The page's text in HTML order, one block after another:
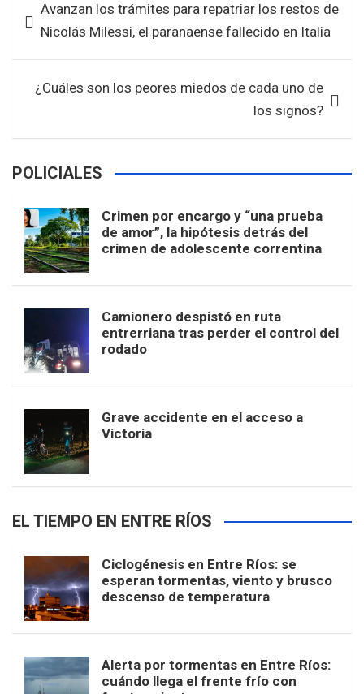
o
o
k
A
p
p
de Avanzan los trámites para repatriar los restos de
Nicolás Milessi, el paranaense fallecido en Italia
¿Cuáles son los peores miedos de cada uno de
los signos?
POLICIALES
Crimen por encargo y “una prueba
de amor”, la hipótesis detrás del
crimen de adolescente correntina
Camionero despistó en ruta
entrerriana tras perder el control del
rodado
Grave accidente en el acceso a
Victoria
EL TIEMPO EN ENTRE RÍOS
Ciclogénesis en Entre Ríos: se
esperan tormentas, viento y brusco
descenso de temperatura
Alerta por tormentas en Entre Ríos:
cuándo llega el frente frío con